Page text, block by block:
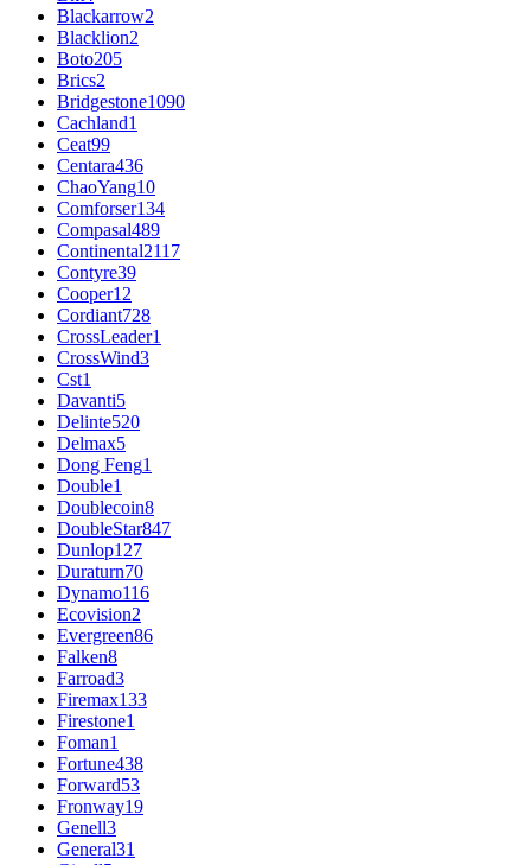
Blackarrow2
Blacklion2
Boto205
Brics2
Bridgestone1090
Cachland1
Ceat99
Centara436
ChaoYang10
Comforser134
Compasal489
Continental2117
Contyre39
Cooper12
Cordiant728
CrossLeader1
CrossWind3
Cst1
Davanti5
Delinte520
Delmax5
Dong Feng1
Double1
Doublecoin8
DoubleStar847
Dunlop127
Duraturn70
Dynamo116
Ecovision2
Evergreen86
Falken8
Farroad3
Firemax133
Firestone1
Foman1
Fortune438
Forward53
Fronway19
Genell3
General31